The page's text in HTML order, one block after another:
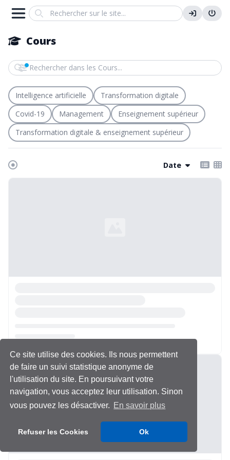
Ce site utilise des cookies. Ils nous permettent
de faire un suivi statistique anonyme de
l'utilisation du site. En poursuivant votre
navigation, vous acceptez leur utilisation. Sinon
vous pouvez les désactiver. En savoir plus
Refuser les Cookies Ok
Search
Cours
Rechercher dans les Cours
Intelligence artificielle
Transformation digitale
Covid-19
Management
Enseignement supérieur
Transformation digitale & enseignement supérieur
Date
Chargement...